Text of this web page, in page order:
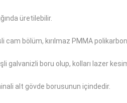
üretilebilir.
cam bölüm, kırılmaz PMMA
galvanizli boru olup, kolları lazer
alt gövde borusunun içindedir.